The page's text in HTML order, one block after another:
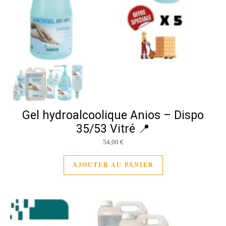
Gel hydroalcoolique Anios – Dispo
35/53 Vitré 📍
54,00 €
AJOUTER AU PANIER